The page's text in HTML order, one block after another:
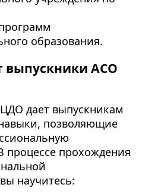
образования.
выпускники АСО
дает выпускникам
позволяющие
процессе прохождения
научитесь: